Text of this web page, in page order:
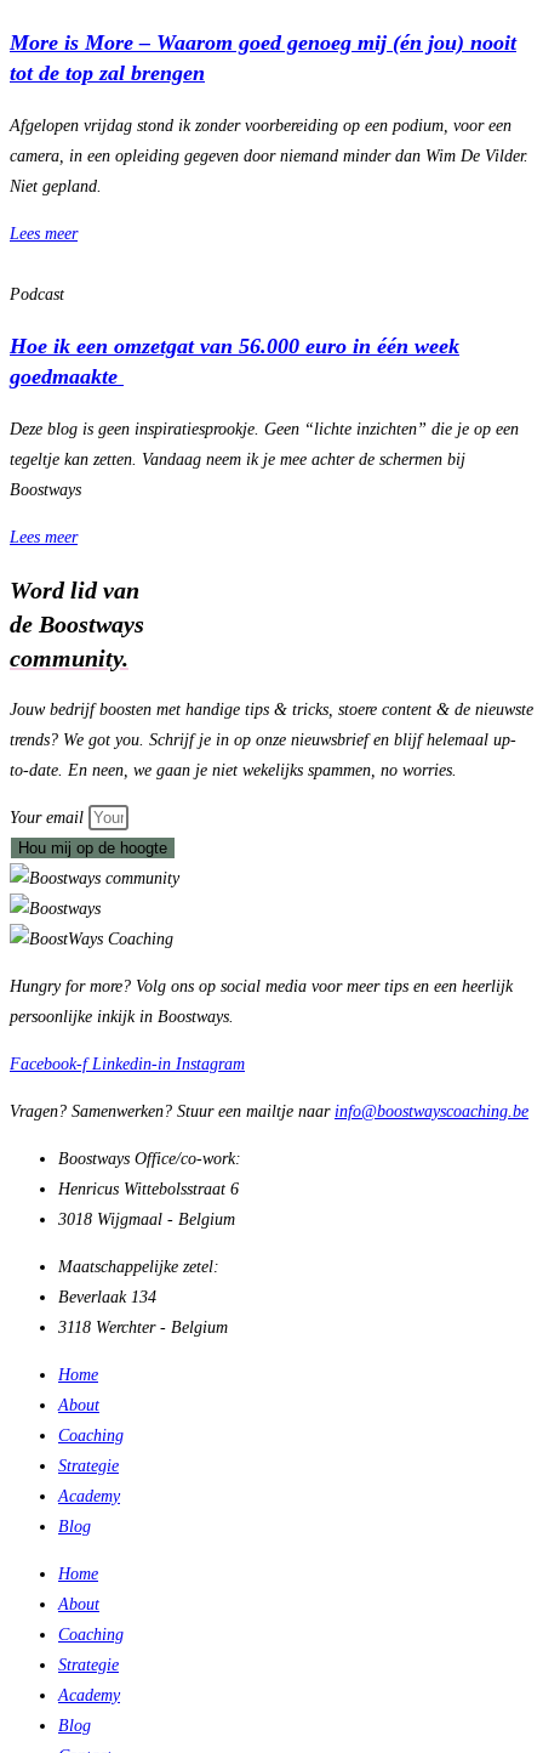
More is More – Waarom goed genoeg mij (én jou) nooit
tot de top zal brengen
Afgelopen vrijdag stond ik zonder voorbereiding op een podium, voor een
camera, in een opleiding gegeven door niemand minder dan Wim De Vilder.
Niet gepland.
Lees meer
Podcast
Hoe ik een omzetgat van 56.000 euro in één week
goedmaakte
Deze blog is geen inspiratiesprookje. Geen “lichte inzichten” die je op een
tegeltje kan zetten. Vandaag neem ik je mee achter de schermen bij
Boostways
Lees meer
Word lid van
de Boostways
community.
Jouw bedrijf boosten met handige tips & tricks, stoere content & de nieuwste
trends? We got you. Schrijf je in op onze nieuwsbrief en blijf helemaal up-
to-date. En neen, we gaan je niet wekelijks spammen, no worries.
Your email
Hou mij op de hoogte
Hungry for more? Volg ons op social media voor meer tips en een heerlijk
persoonlijke inkijk in Boostways.
Facebook-f Linkedin-in Instagram
Vragen? Samenwerken? Stuur een mailtje naar info@boostwayscoaching.be
Boostways Office/co-work:
Henricus Wittebolsstraat 6
3018 Wijgmaal - Belgium
Maatschappelijke zetel:
Beverlaak 134
3118 Werchter - Belgium
Home
About
Coaching
Strategie
Academy
Blog
Home
About
Coaching
Strategie
Academy
Blog